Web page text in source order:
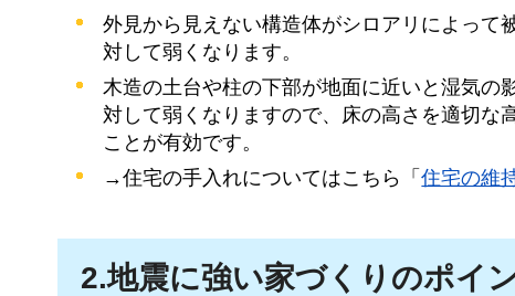
外見から見えない構造体がシロアリによって
対して弱くなります。
木造の土台や柱の下部が地面に近いと湿気の
対して弱くなりますので、床の高さを適切な
ことが有効です。
→住宅の手入れについてはこちら「住宅の維
2.地震に強い家づくりのポイ